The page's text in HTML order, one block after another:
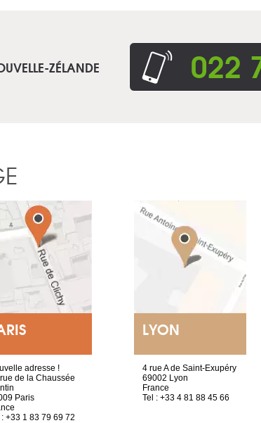
ZÉLANDE 022
adresse !
de la Chaussée
Paris
: +33 1 83 79 69 72
LYON
4 rue A de Saint-Exupéry
69002 Lyon
France
Tel : +33 4 81 88 45 66